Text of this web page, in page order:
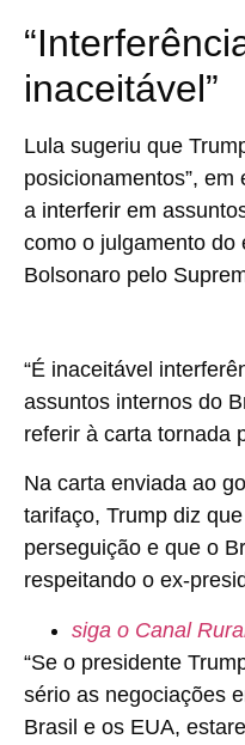
inaceitável”
Lula sugeriu que
posicionamentos”,
a interferir em
como o julgamento do
Bolsonaro pelo
“É inaceitável
assuntos internos do
referir à carta tornada
Na carta enviada ao
tarifaço, Trump diz
perseguição e que o
respeitando o ex-
siga o Canal
“Se o presidente
sério as negociações
Brasil e os EUA,